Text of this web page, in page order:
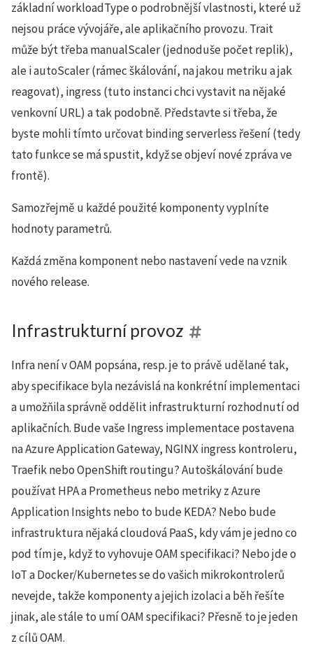
základní workloadType o podrobnější vlastnosti, které už
nejsou práce vývojáře, ale aplikačního provozu. Trait
může být třeba manualScaler (jednoduše počet replik),
ale i autoScaler (rámec škálování, na jakou metriku a jak
reagovat), ingress (tuto instanci chci vystavit na nějaké
venkovní URL) a tak podobně. Představte si třeba, že
byste mohli tímto určovat binding serverless řešení (tedy
tato funkce se má spustit, když se objeví nové zpráva ve
frontě).
Samozřejmě u každé použité komponenty vyplníte
hodnoty parametrů.
Každá změna komponent nebo nastavení vede na vznik
nového release.
Infrastrukturní provoz
Infra není v OAM popsána, resp. je to právě udělané tak,
aby specifikace byla nezávislá na konkrétní implementaci
a umožňila správně oddělit infrastrukturní rozhodnutí od
aplikačních. Bude vaše Ingress implementace postavena
na Azure Application Gateway, NGINX ingress kontroleru,
Traefik nebo OpenShift routingu? Autoškálování bude
používat HPA a Prometheus nebo metriky z Azure
Application Insights nebo to bude KEDA? Nebo bude
infrastruktura nějaká cloudová PaaS, kdy vám je jedno co
pod tím je, když to vyhovuje OAM specifikaci? Nebo jde o
IoT a Docker/Kubernetes se do vašich mikrokontrolerů
nevejde, takže komponenty a jejich izolaci a běh řešíte
jinak, ale stále to umí OAM specifikaci? Přesně to je jeden
z cílů OAM.